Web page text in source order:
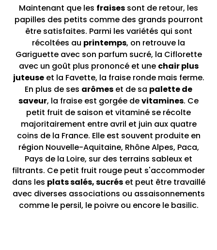
Maintenant que les fraises sont de retour, les
papilles des petits comme des grands pourront
être satisfaites. Parmi les variétés qui sont
récoltées au printemps, on retrouve la
Gariguette avec son parfum sucré, la Ciflorette
avec un goût plus prononcé et une chair plus
juteuseet la Favette, la fraise ronde mais ferme.
En plus de ses arômes et de sa palette de
saveur, la fraise est gorgée devitamines. Ce
petit fruit de saison et vitaminé se récolte
majoritairement entre avril et juin aux quatre
coins de la France. Elle est souvent produite en
région Nouvelle-Aquitaine, Rhône Alpes, Paca,
Pays de la Loire, sur des terrains sableux et
filtrants. Ce petit fruit rouge peut s'accommoder
dans les plats salés, sucréset peut être travaillé
avec diverses associations ou assaisonnements
comme le persil, le poivre ou encore le basilic.